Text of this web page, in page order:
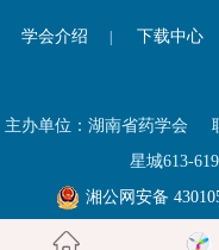
学会介绍 下载中心
主办单位：湖南省药学会 联
星城613-
湘公网安备